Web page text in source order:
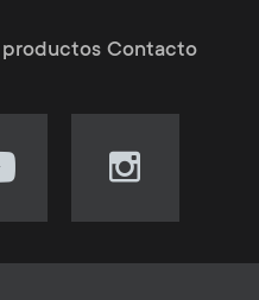
productos Contacto
Visit